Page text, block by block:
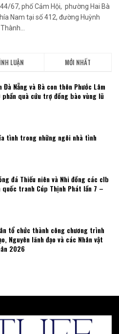
67, phố Cảm Hội, phường Hai Bà
Nam tại số 412, đường Huỳnh
LUẬN MỚI NHẤT
Đà Nẵng và Bà con thôn Phước Lâm
quà cứu trợ đồng bào vùng lũ
tình trong những ngôi nhà tình
đá Thiếu niên và Nhi đồng các clb
quốc tranh Cúp Thịnh Phát lần 7 –
tổ chức thành công chương trình
Nguyên lãnh đạo và các Nhân vật
2026